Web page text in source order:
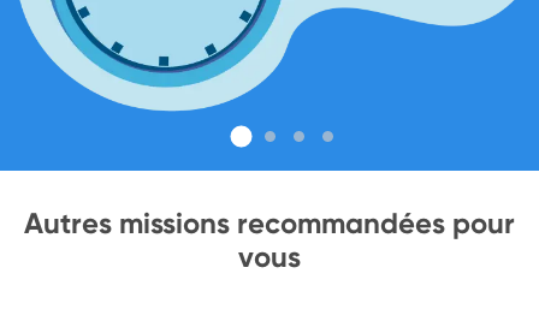
Autres missions recommandées pour
vous